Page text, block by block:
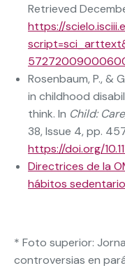
Retrieved
https://
Rosenbaum, P., &
in childhood
think. In Child:
38, Issue 4, pp.
https://doi.org/
Directrices de la
hábitos
* Foto superior:
controversias en